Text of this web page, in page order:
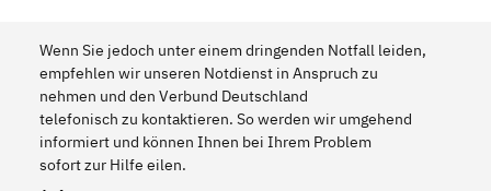
Wenn Sie jedoch unter einem dringenden Notfall leiden,
empfehlen wir unseren Notdienst in Anspruch zu
nehmen und den Verbund Deutschland
telefonisch zu kontaktieren. So werden wir umgehend
informiert und können Ihnen bei Ihrem Problem
sofort zur Hilfe eilen.